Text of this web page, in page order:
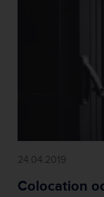
24.04.2019
Colocation